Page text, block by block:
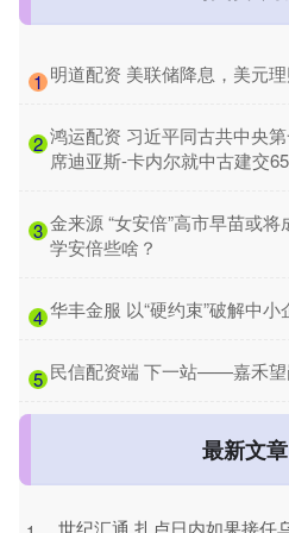
1 明道配资 美联储降息，美元
2 鸿运配资 习近平同古共中央
席迪亚斯-卡内尔就中古建交
3 金来源 “女安倍”高市早苗或
学安倍些啥？
4 华丰金服 以“硬约束”破解中小
5 民信配资端 下一站——嘉禾望
最新文章
世纪汇通 扎卢日内如果接任